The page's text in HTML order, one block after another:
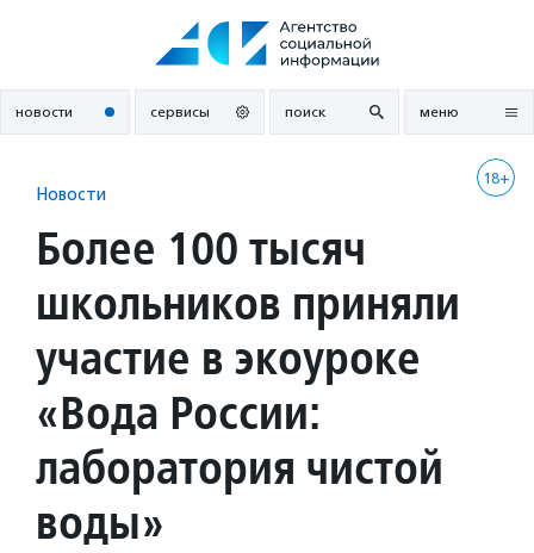
новости сервисы поиск меню
18+
Новости
Более 100 тысяч
школьников приняли
участие в экоуроке
«Вода России:
лаборатория чистой
воды»